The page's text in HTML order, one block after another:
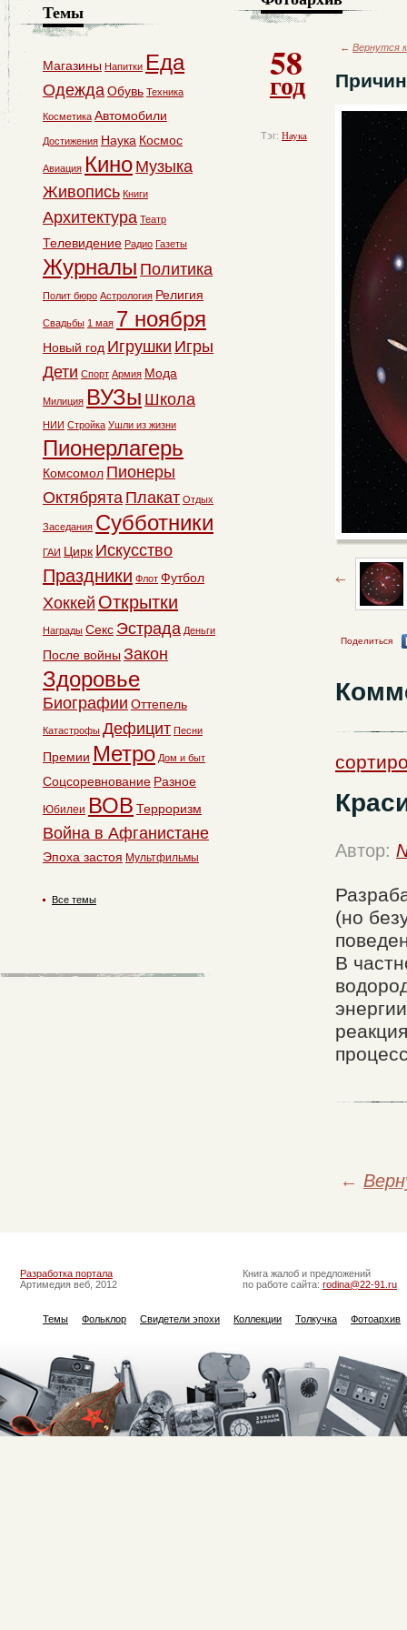
58
год
Тэг: Наука
← Вернутся
Поделиться
Автор:
(но
В
←
Темы
Магазины Напитки Еда
ОдеждаОбувь Техника
Косметика Автомобили
Достижения Наука Космос
Авиация Кино Музыка
Живопись Книги
Архитектура Театр
Телевидение Радио Газеты
Журналы Политика
Полит бюро Астрология Религия
Свадьбы 1 мая 7 ноября
Новый год Игрушки Игры
Дети Спорт Армия Мода
Милиция ВУЗы Школа
НИИ Стройка Ушли из жизни
Пионерлагерь
Комсомол Пионеры
Октябрята Плакат Отдых
Заседания Субботники
ГАИ Цирк Искусство
Праздники Флот Футбол
Хоккей Открытки
Награды Секс Эстрада Деньги
После войны Закон
Здоровье
Биографии Оттепель
Катастрофы Дефицит Песни
Премии Метро Дом и быт
Соцсоревнование Разное
Юбилеи ВОВ Терроризм
Война в Афганистане
Эпоха застоя Мультфильмы
Все темы
Разработка портала
Артимедия веб, 2012
Книга жалоб и предложений
по работе сайта: rodina@22-91.ru
Темы Фольклор Свидетели эпохи Коллекции Толкучка Фотоархив